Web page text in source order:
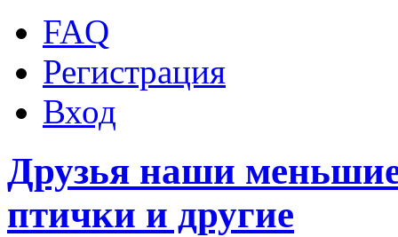
FAQ
Регистрация
Вход
Друзья наши
птички и другие